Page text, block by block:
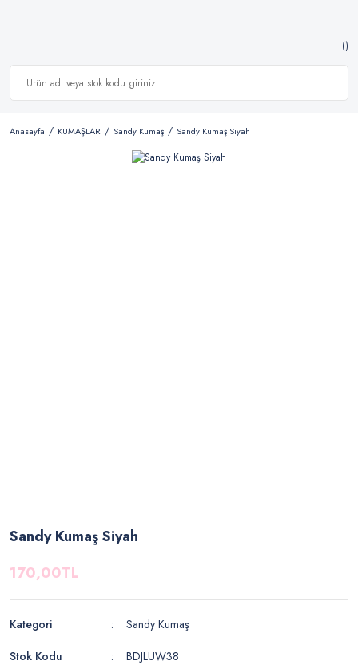
Anasayfa KUMAŞLAR Sandy Kumaş Sandy Kumaş Siyah
Sandy Kumaş Siyah
170,00TL
Kategori
Sandy Kumaş
Stok Kodu
BDJLUW38